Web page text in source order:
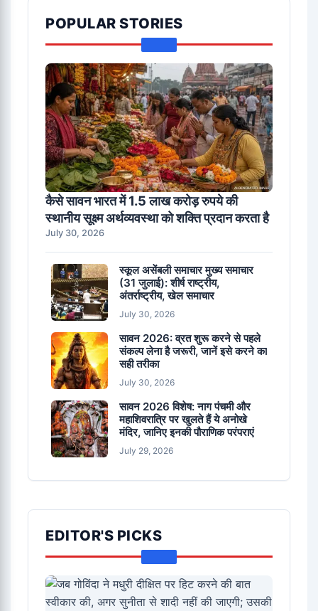
POPULAR STORIES
कैसे सावन भारत में 1.5 लाख करोड़ रुपये की
स्थानीय सूक्ष्म अर्थव्यवस्था को शक्ति प्रदान करता है
July 30, 2026
स्कूल असेंबली समाचार मुख्य समाचार
(31 जुलाई): शीर्ष राष्ट्रीय,
अंतर्राष्ट्रीय, खेल समाचार
July 30, 2026
सावन 2026: व्रत शुरू करने से पहले
संकल्प लेना है जरूरी, जानें इसे करने का
सही तरीका
July 30, 2026
सावन 2026 विशेष: नाग पंचमी और
महाशिवरात्रि पर खुलते हैं ये अनोखे
मंदिर, जानिए इनकी पौराणिक परंपराएं
July 29, 2026
EDITOR'S PICKS